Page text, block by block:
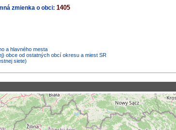
zmienka o obci: 1405
a hlavného mesta
obce od ostatných obcí okresu a miest SR
siete)